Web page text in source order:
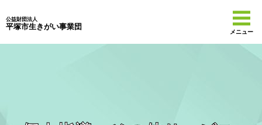
公益財団法人
平塚市生きがい事業団
メニュー